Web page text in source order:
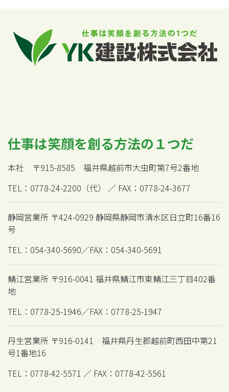
仕事は笑顔を創る方法の１つだ
本社 〒915-8585 福井県越前市大虫町第7号2番地
TEL：0778-24-2200（代） ／ FAX：0778-24-3677
静岡営業所 〒424-0929 静岡県静岡市清水区日立町16番16
号
TEL：054-340-5690／FAX：054-340-5691
鯖江営業所 〒916-0041 福井県鯖江市東鯖江三丁目402番
地
TEL：0778-25-1946／FAX：0778-25-1947
丹生営業所 〒916-0141 福井県丹生郡越前町西田中第21
号1番地16
TEL：0778-42-5571 ／ FAX：0778-42-5561